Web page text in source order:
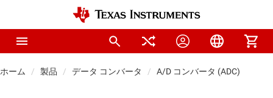
ホーム 製品 データ コンバータ A/D コンバータ (ADC)